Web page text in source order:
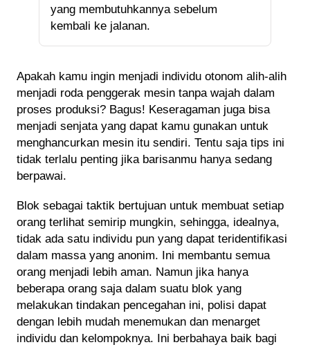
yang membutuhkannya sebelum
kembali ke jalanan.
Apakah kamu ingin menjadi individu otonom alih-alih
menjadi roda penggerak mesin tanpa wajah dalam
proses produksi? Bagus! Keseragaman juga bisa
menjadi senjata yang dapat kamu gunakan untuk
menghancurkan mesin itu sendiri. Tentu saja tips ini
tidak terlalu penting jika barisanmu hanya sedang
berpawai.
Blok sebagai taktik bertujuan untuk membuat setiap
orang terlihat semirip mungkin, sehingga, idealnya,
tidak ada satu individu pun yang dapat teridentifikasi
dalam massa yang anonim. Ini membantu semua
orang menjadi lebih aman. Namun jika hanya
beberapa orang saja dalam suatu blok yang
melakukan tindakan pencegahan ini, polisi dapat
dengan lebih mudah menemukan dan menarget
individu dan kelompoknya. Ini berbahaya baik bagi